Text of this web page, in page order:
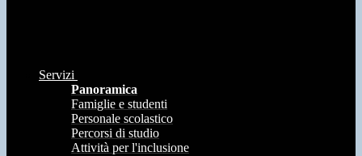
Servizi
Panoramica
Famiglie e studenti
Personale scolastico
Percorsi di studio
Attività per l'inclusione